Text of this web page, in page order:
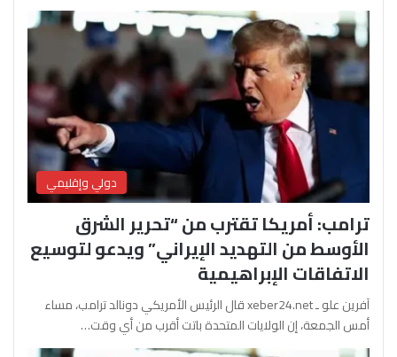
دولي وإقليمي
ترامب: أمريكا تقترب من “تحرير الشرق
الأوسط من التهديد الإيراني” ويدعو لتوسيع
الاتفاقات الإبراهيمية
آفرين علو ـ xeber24.net قال الرئيس الأمريكي دونالد ترامب، مساء
أمس الجمعة، إن الولايات المتحدة باتت أقرب من أي وقت…